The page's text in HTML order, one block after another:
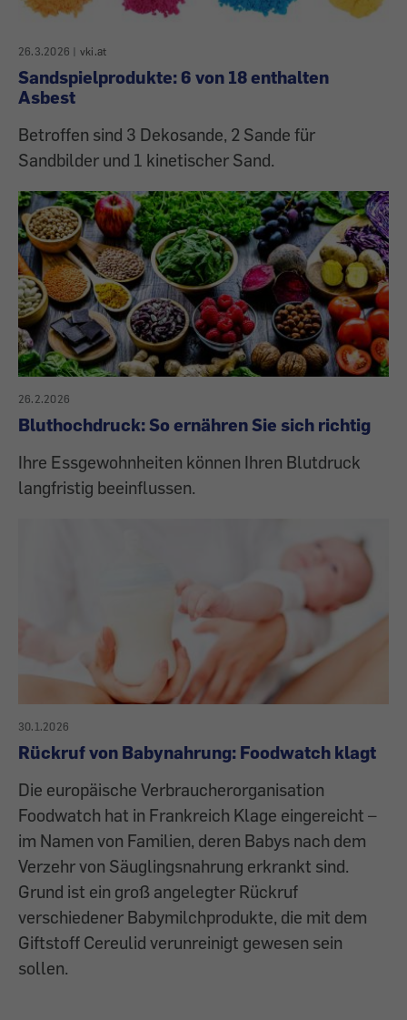
26.3.2026 | vki.at
Sandspielprodukte: 6 von 18 enthalten
Asbest
Betroffen sind 3 Dekosande, 2 Sande für
Sandbilder und 1 kinetischer Sand.
26.2.2026
Bluthochdruck: So ernähren Sie sich richtig
Ihre Essgewohnheiten können Ihren Blutdruck
langfristig beeinflussen.
30.1.2026
Rückruf von Babynahrung: Foodwatch klagt
Die europäische Verbraucherorganisation
Foodwatch hat in Frankreich Klage eingereicht –
im Namen von Familien, deren Babys nach dem
Verzehr von Säuglingsnahrung erkrankt sind.
Grund ist ein groß angelegter Rückruf
verschiedener Babymilchprodukte, die mit dem
Giftstoff Cereulid verunreinigt gewesen sein
sollen.